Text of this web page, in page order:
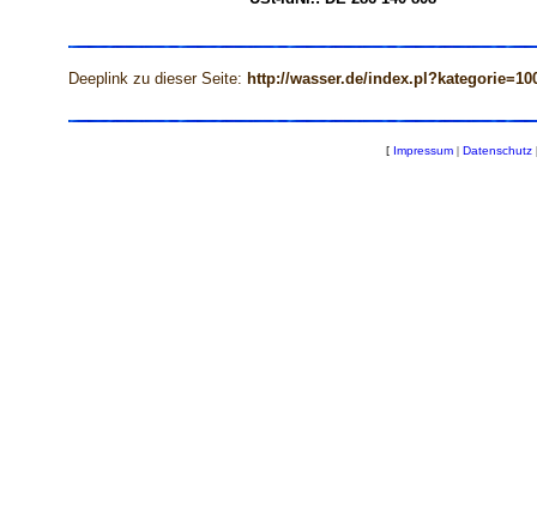
Deeplink zu dieser Seite: http://wasser.de/
[ Impressum | Datenschutz